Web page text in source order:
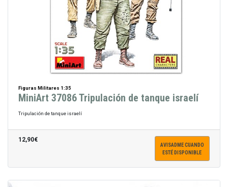
Figuras Militares 1:35
MiniArt 37086 Tripulación de tanque israelí
Tripulación de tanque israelí
12,90€
AVISADME CUANDO
ESTÉ DISPONIBLE